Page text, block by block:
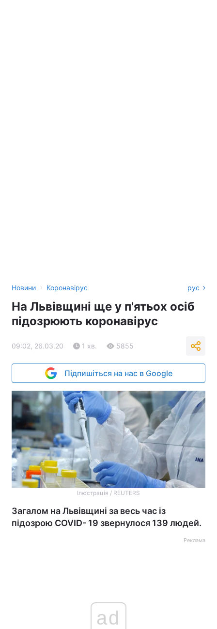
Новини › Коронавірус рус
На Львівщині ще у п'ятьох осіб
підозрюють коронавірус
09:02, 26.03.20 1 хв. 5855
Підпишіться на нас в Google
Ілюстрація / REUTERS
Загалом на Львівщині за весь час із
підозрою COVID- 19 звернулося 139 людей.
Реклама
ad